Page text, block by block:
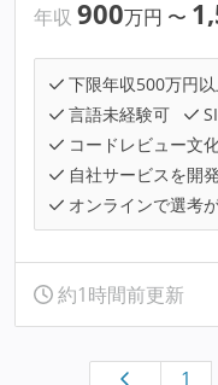
年収 900万円 〜
下限年収500万円
言語未経験可
コードレビュー文
自社サービスを開発
オンラインで選考
約1時間前更新
1